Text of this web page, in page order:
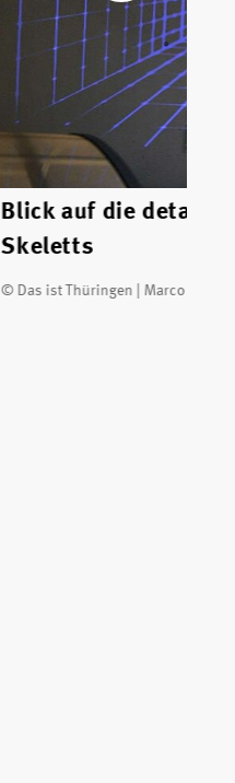
Blick auf die
Skeletts
© Das ist Thüringen | Marco